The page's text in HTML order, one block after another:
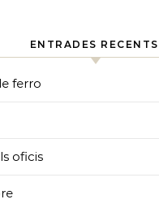
ENTRADES RECENTS
ferro
oficis